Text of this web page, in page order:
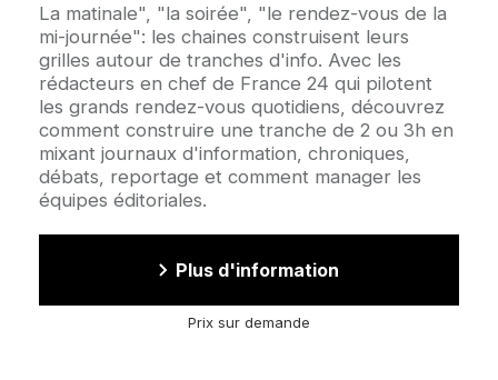
Accroche
La matinale", "la soirée", "le rendez-vous de la
mi-journée": les chaines construisent leurs
grilles autour de tranches d'info. Avec les
rédacteurs en chef de France 24 qui pilotent
les grands rendez-vous quotidiens, découvrez
comment construire une tranche de 2 ou 3h en
mixant journaux d'information, chroniques,
débats, reportage et comment manager les
équipes éditoriales.
Plus d'information
Prix sur demande